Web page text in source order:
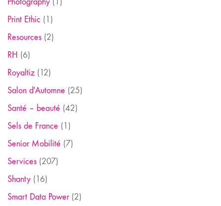
Print Ethic (1)
Resources (2)
RH (6)
Royaltiz (12)
Salon d'Automne (25)
Santé – beauté (42)
Sels de France (1)
Senior Mobilité (7)
Services (207)
Shanty (16)
Smart Data Power(2)